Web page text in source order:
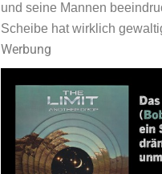
und seine Mannen
Scheibe hat wirklich
Werbung